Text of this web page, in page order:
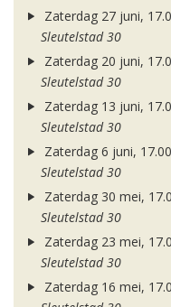
Zaterdag 27 juni,
Sleutelstad 30
Zaterdag 20 juni,
Sleutelstad 30
Zaterdag 13 juni,
Sleutelstad 30
Zaterdag 6 juni,
Sleutelstad 30
Zaterdag 30 mei,
Sleutelstad 30
Zaterdag 23 mei,
Sleutelstad 30
Zaterdag 16 mei,